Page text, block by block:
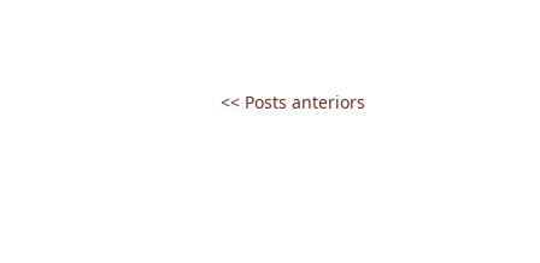
<< Posts anteriors